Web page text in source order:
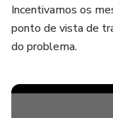
Incentivamos os
ponto de vista de
do problema.